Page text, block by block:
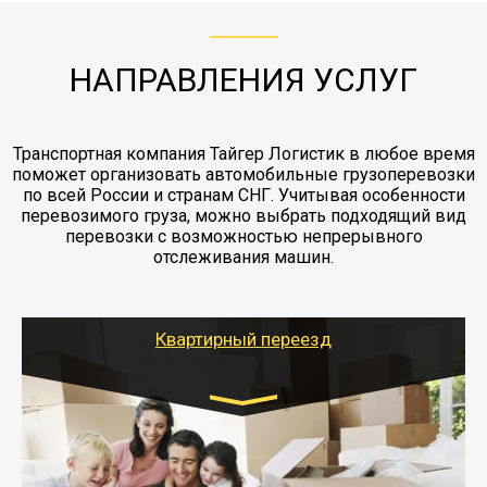
заканчивая выгрузкой в пункте получателя.
НАПРАВЛЕНИЯ УСЛУГ
Транспортная компания Тайгер Логистик в любое время
поможет организовать автомобильные грузоперевозки
по всей России и странам СНГ. Учитывая особенности
перевозимого груза, можно выбрать подходящий вид
перевозки с возможностью непрерывного
отслеживания машин.
Квартирный переезд
Газель: 1,5 и 3 тонны
от 5000 руб.